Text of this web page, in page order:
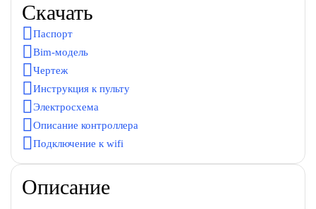
Скачать
Паспорт
Bim-модель
Чертеж
Инструкция к пульту
Электросхема
Описание контроллера
Подключение к wifi
Описание